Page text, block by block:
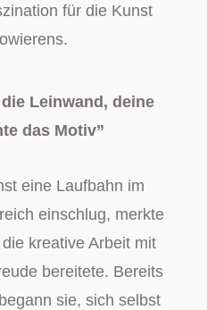
für die Kunst
Leinwand, deine
das Motiv”
eine Laufbahn im
einschlug, merkte
kreative Arbeit mit
bereitete. Bereits
sie, sich selbst